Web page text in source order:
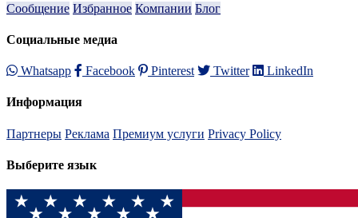
Сообщение Избранное Компании Блог
Социальные медиа
Whatsapp Facebook Pinterest Twitter LinkedIn
Информация
Партнеры Реклама Премиум услуги Privacy Policy
Выберите язык